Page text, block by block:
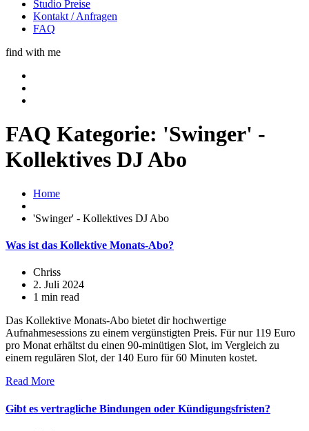
Studio Preise
Kontakt / Anfragen
FAQ
find with me
FAQ Kategorie: 'Swinger' -
Kollektives DJ Abo
Home
'Swinger' - Kollektives DJ Abo
Was ist das Kollektive Monats-Abo?
Chriss
2. Juli 2024
1 min read
Das Kollektive Monats-Abo bietet dir hochwertige
Aufnahmesessions zu einem vergünstigten Preis. Für nur 119 Euro
pro Monat erhältst du einen 90-minütigen Slot, im Vergleich zu
einem regulären Slot, der 140 Euro für 60 Minuten kostet.
Read More
Gibt es vertragliche Bindungen oder Kündigungsfristen?